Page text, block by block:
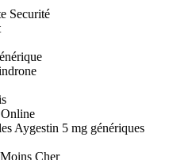
Securité
Aygestin 5 mg génériques
Cher